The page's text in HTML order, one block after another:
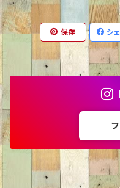
カーディガン
シャツ・ブラウス
ニット・セーター
トレーナー
パーカー
サメ
ねこ
ライオン
70％OFF
60％OFF
50％OFF
30％OFF
保存 シ